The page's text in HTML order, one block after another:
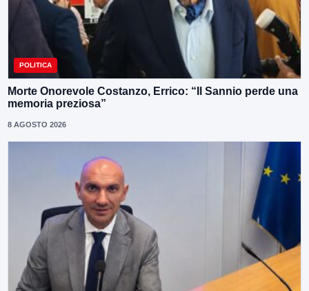
POLITICA
Morte Onorevole Costanzo, Errico: “Il Sannio perde una
memoria preziosa”
8 AGOSTO 2026